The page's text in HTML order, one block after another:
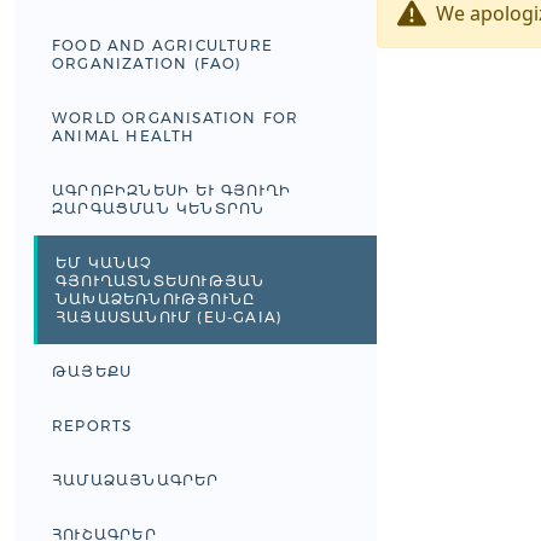
FOOD AND AGRICULTURE
ORGANIZATION (FAO)
WORLD ORGANISATION FOR
ANIMAL HEALTH
ԱԳՐՈԲԻԶՆԵՍԻ ԵՒ ԳՅՈՒՂԻ Զ
ԱՐԳԱՑՄԱՆ ԿԵՆՏՐՈՆ
ԵՄ ԿԱՆԱՉ
ԳՅՈՒՂԱՏՆՏԵՍՈՒԹՅԱՆ
ՆԱԽԱՁԵՌՆՈՒԹՅՈՒՆԸ
ՀԱՅԱՍՏԱՆՈՒՄ (EU-GAIA)
ԹԱՅԵՔՍ
REPORTS
ՀԱՄԱՁԱՅՆԱԳՐԵՐ
ՀՈՒՇԱԳՐԵՐ
We